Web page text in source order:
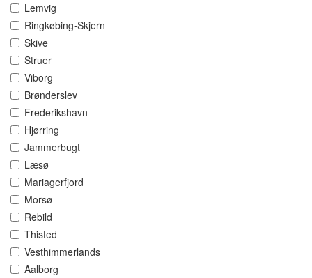
Lemvig
Ringkøbing-Skjern
Skive
Struer
Viborg
Brønderslev
Frederikshavn
Hjørring
Jammerbugt
Læsø
Mariagerfjord
Morsø
Rebild
Thisted
Vesthimmerlands
Aalborg